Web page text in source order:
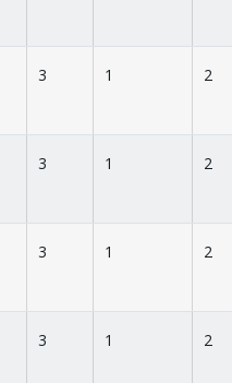
3 1 2
3 1 2
3 1 2
3 1 2